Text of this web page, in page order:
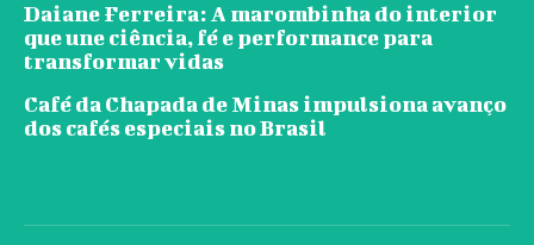
Daiane Ferreira: A marombinha do interior
que une ciência, fé e performance para
transformar vidas
Café da Chapada de Minas impulsiona avanço
dos cafés especiais no Brasil